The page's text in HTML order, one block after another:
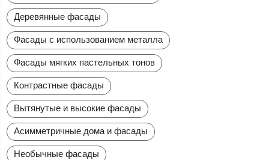
Деревянные фасады
Фасады с использованием металла
Фасады мягких пастельных тонов
Контрастные фасады
Вытянутые и высокие фасады
Асимметричные дома и фасады
Необычные фасады